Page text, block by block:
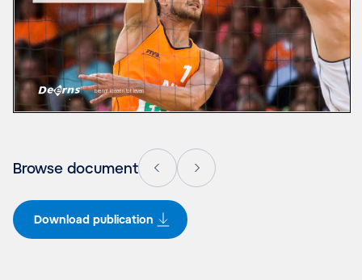
Browse document
Download publication